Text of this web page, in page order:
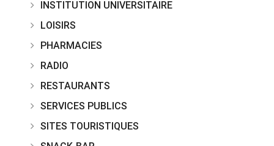
INSTITUTION UNIVERSITAIRE
LOISIRS
PHARMACIES
RADIO
RESTAURANTS
SERVICES PUBLICS
SITES TOURISTIQUES